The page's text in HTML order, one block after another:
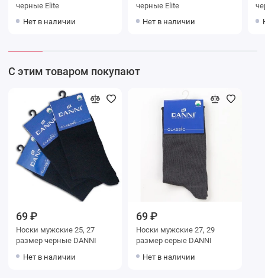
черные Elite
Нет в наличии
черные Elite
Нет в наличии
С этим товаром покупают
69 ₽
Носки мужские 25, 27
размер черные DANNI
Нет в наличии
69 ₽
Носки мужские 27, 29
размер серые DANNI
Нет в наличии